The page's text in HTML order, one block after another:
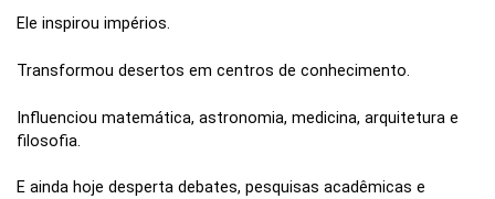
Ele inspirou impérios.
Transformou desertos em centros de conhecimento.
Influenciou matemática, astronomia, medicina, arquitetura e
filosofia.
E ainda hoje desperta debates, pesquisas acadêmicas e